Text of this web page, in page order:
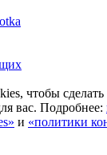
чтобы
вас. Подробнее:
и «политики